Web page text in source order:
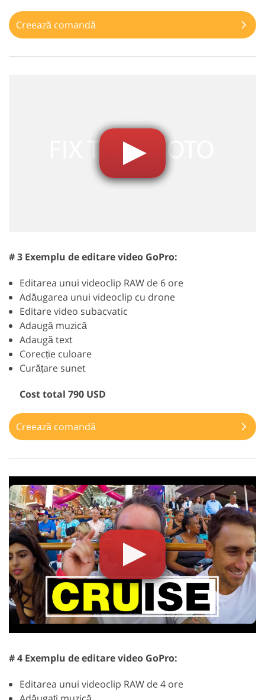
Creează comandă
# 3 Exemplu de editare video GoPro:
Editarea unui videoclip RAW de 6 ore
Adăugarea unui videoclip cu drone
Editare video subacvatic
Adaugă muzică
Adaugă text
Corecție culoare
Curățare sunet
Cost total 790 USD
Creează comandă
# 4 Exemplu de editare video GoPro:
Editarea unui videoclip RAW de 4 ore